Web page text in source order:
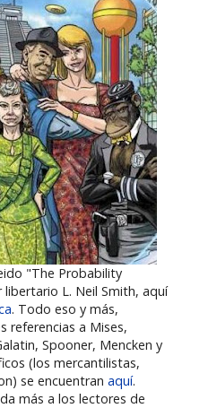
"The Probability
L. Neil Smith, aquí
. Todo eso y más,
referencias a Mises,
Spooner, Mencken y
(los mercantilistas,
se encuentranaquí.
más a los lectores de